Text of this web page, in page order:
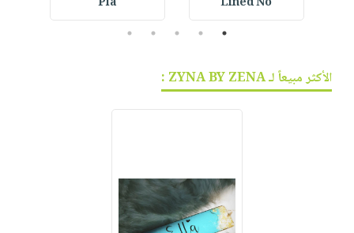
1
2
3
4
5
الأكثر مبيعاً لـ ZYNA BY ZENA :